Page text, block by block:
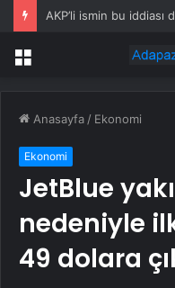
Menü
Anasayfa / Ekonomi
Ekonomi
JetBlue
nedeniyle
49 dolara